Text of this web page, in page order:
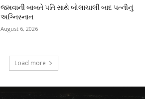
જમવાની બાબતે પતિ સાથે બોલાચાલી બાદ પત્નીનું
અગ્નિસ્નાન
August 6, 2026
Load more